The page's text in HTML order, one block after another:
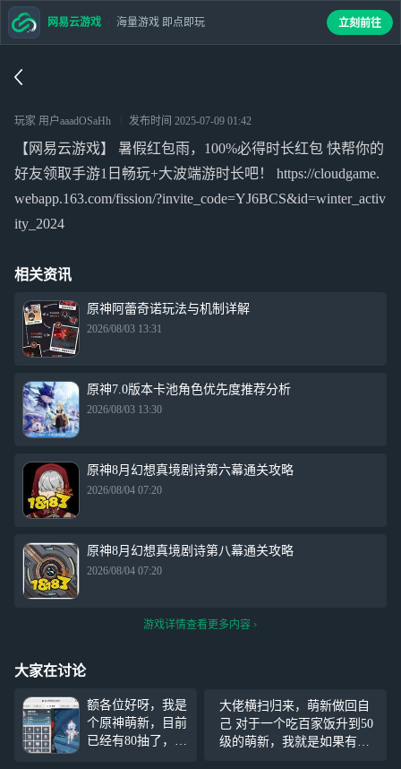
玩家 用户aaadOSaHh 发布时间 2025-07-09 01:42
【网易云游戏】 暑假红包雨，100%必得时长红包 快帮你的
好友领取手游1日畅玩+大波端游时长吧！ https://cloudgame.
webapp.163.com/fission/?invite_code=YJ6BCS&id=winter_activ
ity_2024
相关资讯
原神阿蕾奇诺玩法与机制详解
2026/08/03 13:31
原神7.0版本卡池角色优先度推荐分析
2026/08/03 13:30
原神8月幻想真境剧诗第六幕通关攻略
2026/08/04 07:20
原神8月幻想真境剧诗第八幕通关攻略
2026/08/04 07:20
游戏详情查看更多内容
大家在讨论
额各位好呀，我是
个原神萌新，目前
已经有80抽了，估
大佬横扫归来，萌新做回自
己 对于一个吃百家饭升到50
级的萌新，我就是如果有大
网易云游戏 海量游戏 即点即玩 立刻前往